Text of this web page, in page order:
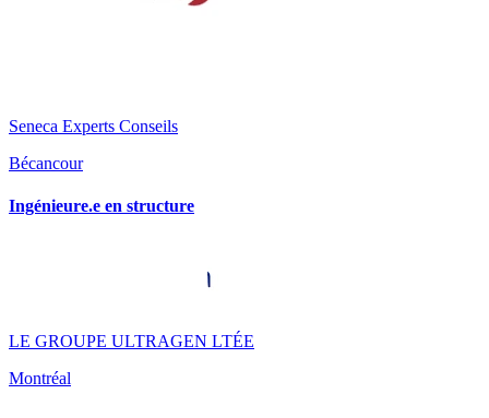
Seneca Experts Conseils
Bécancour
Ingénieure.e en structure
LE GROUPE ULTRAGEN LTÉE
Montréal